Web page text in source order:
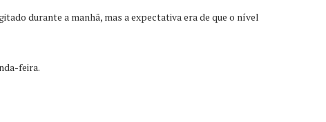
durante a manhã, mas a expectativa era de que o nível
feira.